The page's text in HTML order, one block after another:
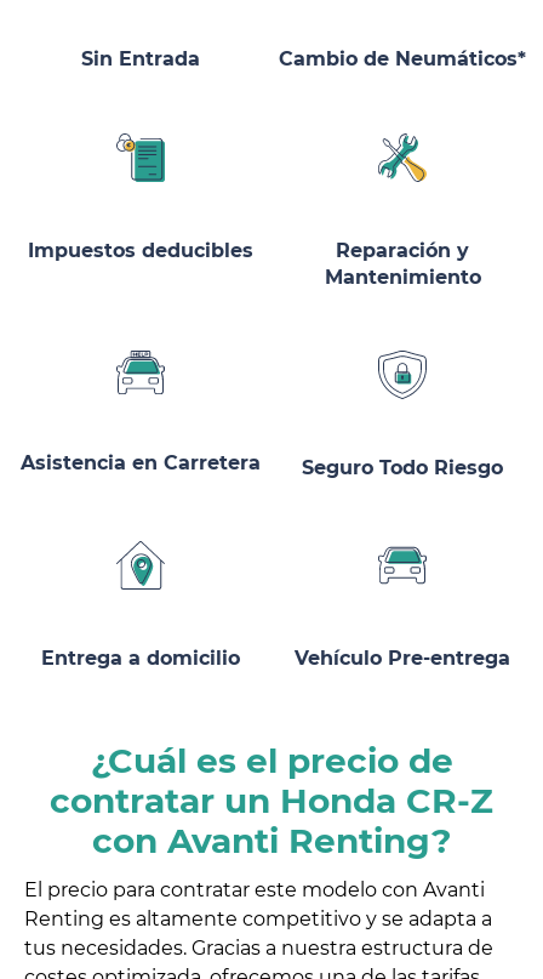
Sin Entrada Cambio de Neumáticos*
Impuestos deducibles
Reparación y
Mantenimiento
Asistencia en Carretera Seguro Todo Riesgo
Entrega a domicilio Vehículo Pre-entrega
¿Cuál es el precio de
contratar un Honda CR-Z
con Avanti Renting?
El precio para contratar este modelo con Avanti
Renting es altamente competitivo y se adapta a
tus necesidades. Gracias a nuestra estructura de